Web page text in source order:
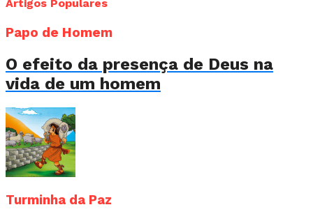
Artigos Populares
Papo de Homem
O efeito da presença de Deus na
vida de um homem
Turminha da Paz